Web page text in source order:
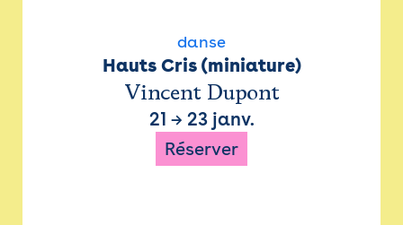
danse
Hauts Cris (miniature)
Vincent Dupont
21 → 23 janv.
Réserver